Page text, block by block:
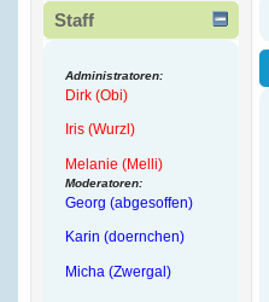
Staff
Administratoren:
Dirk (Obi)
Iris (Wurzl)
Melanie (Melli)
Moderatoren:
Georg (abgesoffen)
Karin (doernchen)
Micha (Zwergal)